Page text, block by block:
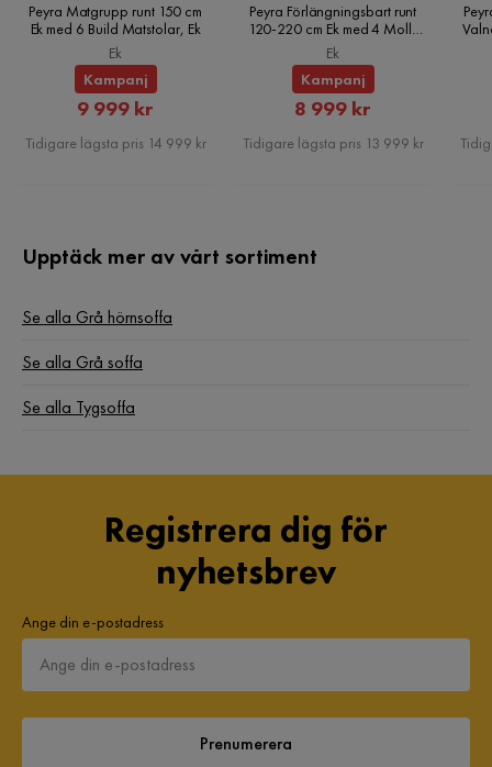
Avtagbar klädsel
Garanti
Tygklädd
Färg ben
Tvättråd
Färg Grå
Fotpall ingår
Peyra Matgrupp runt 150 cm
Ek med 6 Build Matstolar, Ek
Ek
Kampanj
Rabatterat
Pris
9 999 kr
Tidigare lägsta pris 14 999 kr
Peyra Förlängningsbart runt
120-220 cm Ek med 4 Molly
Matstolar, Ek
Ek
Kampanj
Rabatterat
Pris
8 999 kr
Tidigare lägsta pris 13 999 kr
Upptäck mer av vårt sortiment
Se alla Grå hörnsoffa
Se alla Grå soffa
Se alla Tygsoffa
Registrera dig för
nyhetsbrev
Ange din e-postadress
Prenumerera